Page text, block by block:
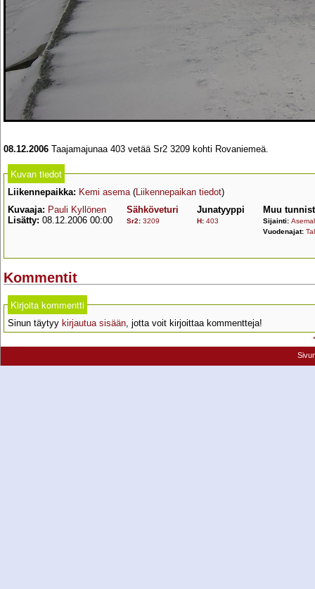
08.12.2006 Taajamajunaa 403 vetää Sr2 3209 kohti Rovaniemeä.
Kuvan tiedot
Liikennepaikka: Kemi asema(Liikennepaikan tiedot)
Kuvaaja: Pauli Kyllönen
Lisätty: 08.12.2006 00:00
Sähköveturi
Sr2: 3209
Junatyyppi
H: 403
Muu
Sijainti:
Vuodenajat:
Kommentit
Kirjoita kommentti
Sinun täytyy kirjautua sisään, jotta voit kirjoittaa kommentteja!